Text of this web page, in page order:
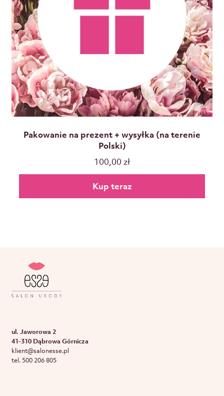
Pakowanie na prezent + wysyłka (na terenie
Polski)
100,00 zł
Kup teraz
ul. Jaworowa 2
41-310 Dąbrowa Górnicza
klient@salonesse.pl
tel. 500 206 805